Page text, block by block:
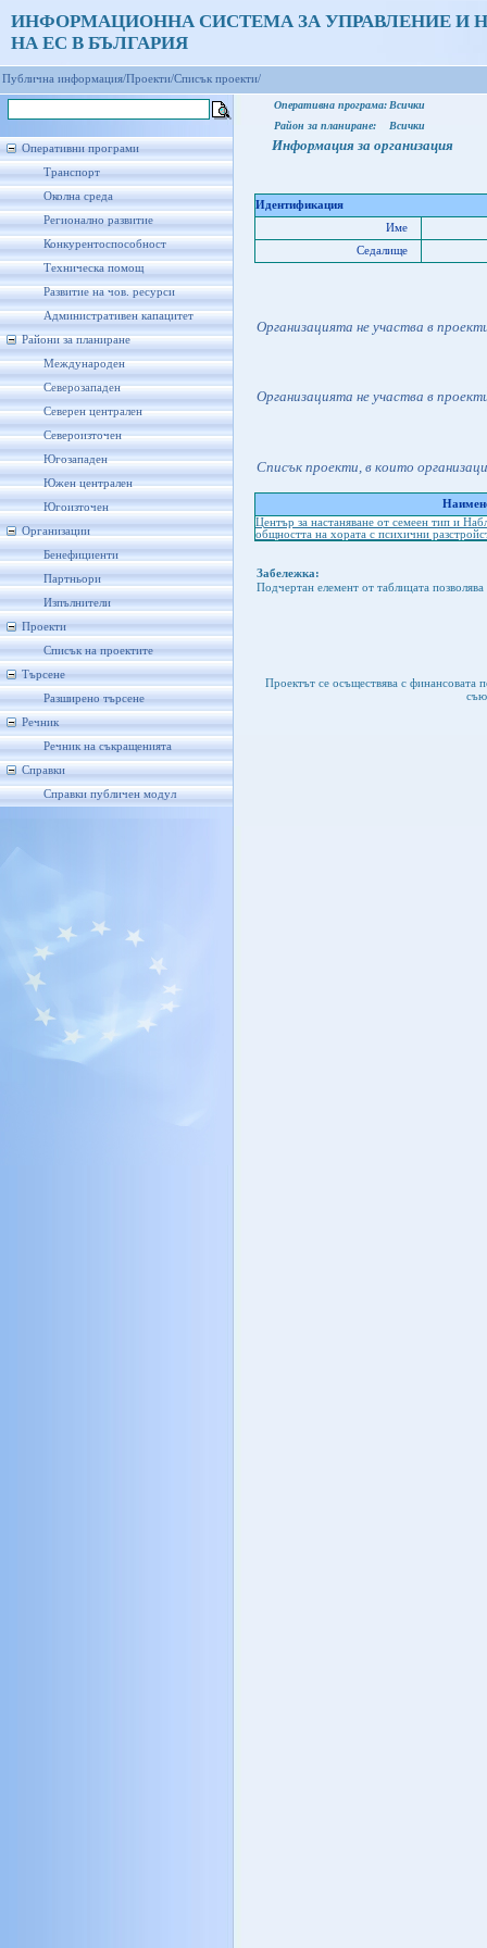
ИНФОРМАЦИОННА СИСТЕМА ЗА УПРАВЛЕНИЕ И
НА ЕС В БЪЛГАРИЯ
Публична информация/Проекти/Списък проекти/
Оперативни програми
Транспорт
Околна среда
Регионално развитие
Конкурентоспособност
Техническа помощ
Развитие на чов. ресурси
Административен капацитет
Райони за планиране
Международен
Северозападен
Северен централен
Североизточен
Югозападен
Южен централен
Югоизточен
Организации
Бенефициенти
Партньори
Изпълнители
Проекти
Списък на проектите
Търсене
Разширено търсене
Речник
Речник на съкращенията
Справки
Справки публичен модул
Оперативна програма: Всички
Район за планиране:
Всички
Информация за организация
Идентификация
Име
Седалище
Организацията не участва в
Организацията не участва в
Списък проекти, в които
Център за настаняване от семеен тип и
общността на хората с психични
Забележка:
Подчертан елемент от таблицата
Проектът се осъществява с финансовата